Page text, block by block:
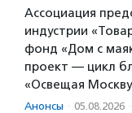
Ассоциация
индустрии
фонд «Дом с
проект — цикл
«Освещая
Анонсы · 05.08.2026 ·